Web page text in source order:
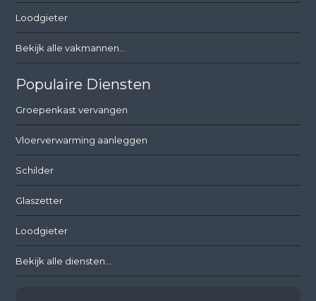
Loodgieter
Bekijk alle vakmannen...
Populaire Diensten
Groepenkast vervangen
Vloerverwarming aanleggen
Schilder
Glaszetter
Loodgieter
Bekijk alle diensten...